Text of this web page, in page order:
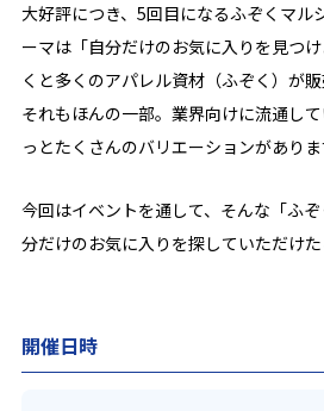
大好評につき、5回目になるふぞくマル
ーマは「自分だけのお気に入りを見つ
くと多くのアパレル資材（ふぞく）が
それもほんの一部。業界向けに流通し
っとたくさんのバリエーションがありま
今回はイベントを通して、そんな「ふ
分だけのお気に入りを探していただけた
開催日時